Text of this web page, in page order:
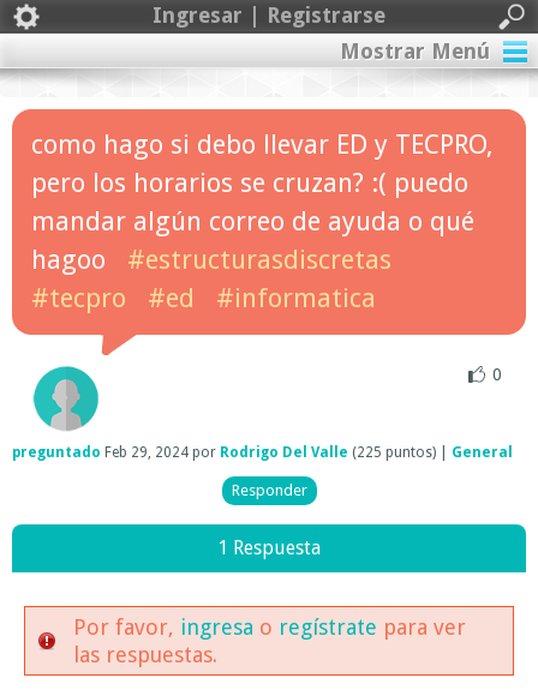
Ingresar | Registrarse
Mostrar Menú
como hago si debo llevar ED y TECPRO,
pero los horarios se cruzan? :( puedo
mandar algún correo de ayuda o qué
hagoo
#estructurasdiscretas
#tecpro
#ed #informatica
0
preguntado Feb 29, 2024 por Rodrigo Del Valle (225 puntos) General
1 Respuesta
Por favor, ingresa o regístrate para ver
las respuestas.